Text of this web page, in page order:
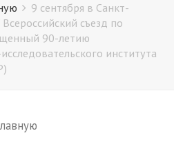
9 сентября в Санкт-
съезд по
90-летию
института